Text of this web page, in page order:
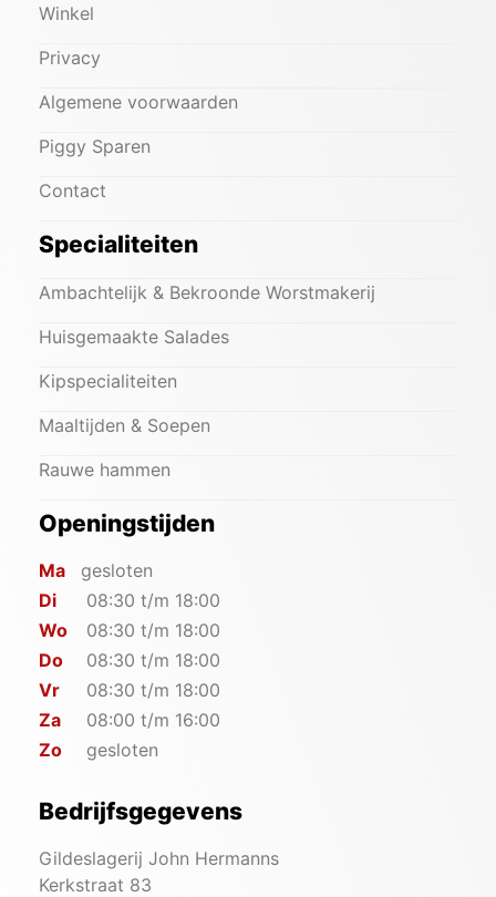
Winkel
Privacy
Algemene voorwaarden
Piggy Sparen
Contact
Specialiteiten
Ambachtelijk & Bekroonde Worstmakerij
Huisgemaakte Salades
Kipspecialiteiten
Maaltijden & Soepen
Rauwe hammen
Openingstijden
Ma
gesloten
Di
08:30 t/m 18:00
Wo
08:30 t/m 18:00
Do
08:30 t/m 18:00
Vr
08:30 t/m 18:00
Za
08:00 t/m 16:00
Zo
gesloten
Bedrijfsgegevens
Gildeslagerij John Hermanns
Kerkstraat 83